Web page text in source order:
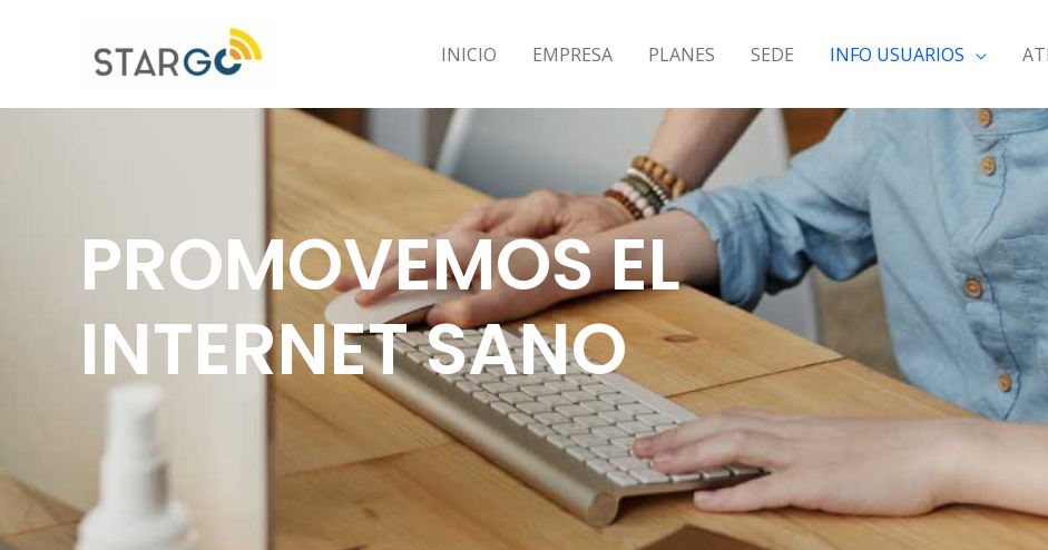
INICIO EMPRESA PLANES SEDE INFO USUARIOS
PROMOVEMOS EL
INTERNET SANO